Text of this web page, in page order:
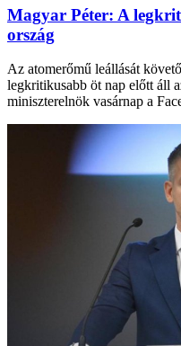
Magyar Péter: A
ország
Az atomerőmű leállását
legkritikusabb öt nap előtt áll
miniszterelnök vasárnap a